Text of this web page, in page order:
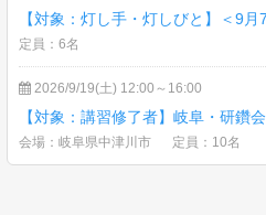
【対象：灯し手・灯しびと】＜9
定員：6名
2026/9/19(土) 12:00～16:00
【対象：講習修了者】岐阜・研鑽
会場：岐阜県中津川市 定員：10名